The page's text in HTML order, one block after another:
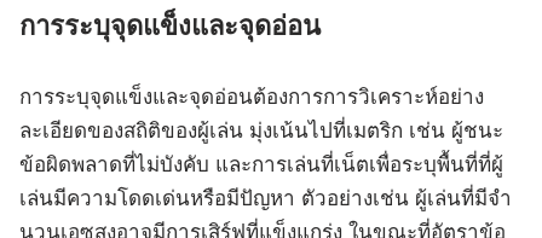
การระบุจุดแข็งและจุดอ่อน
การระบุจุดแข็งและจุดอ่อนต้องการการวิเคราะห์อย่าง
ละเอียดของสถิติของผู้เล่น มุ่งเน้นไปที่เมตริก เช่น ผู้ชนะ
ข้อผิดพลาดที่ไม่บังคับ และการเล่นที่เน็ตเพื่อระบุพื้นที่ที่ผู้
เล่นมีความโดดเด่นหรือมีปัญหา ตัวอย่างเช่น ผู้เล่นที่มีจำ
นวนเอซสูงอาจมีการเสิร์ฟที่แข็งแกร่ง ในขณะที่อัตราข้อ